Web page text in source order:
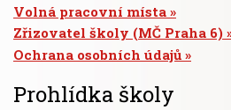
Volná pracovní místa
Zřizovatel školy (MČ Praha 6)
Ochrana osobních údajů
Prohlídka školy